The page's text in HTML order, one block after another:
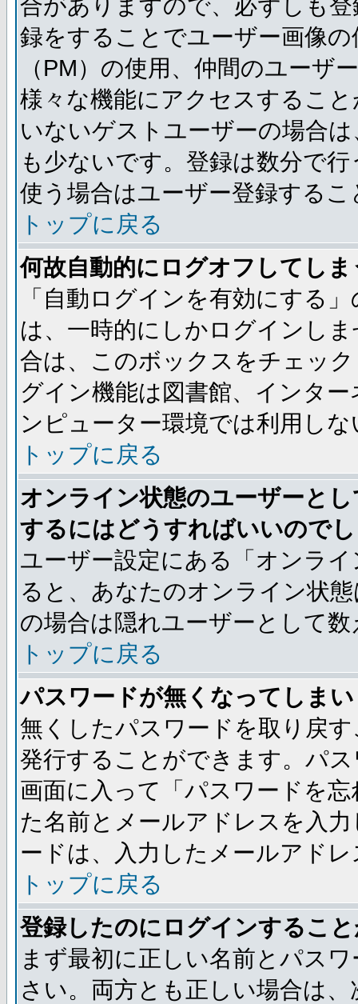
合がありますので、必ずしも
録をすることでユーザー画像
（PM）の使用、仲間のユーザ
様々な機能にアクセスするこ
いないゲストユーザーの場合
も少ないです。登録は数分で
使う場合はユーザー登録する
トップに戻る
何故自動的にログオフしてし
「自動ログインを有効にする
は、一時的にしかログインし
合は、このボックスをチェッ
グイン機能は図書館、インタ
ンピューター環境では利用し
トップに戻る
オンライン状態のユーザーと
するにはどうすればいいので
ユーザー設定にある「オンラ
ると、あなたのオンライン状
の場合は隠れユーザーとして
トップに戻る
パスワードが無くなってしま
無くしたパスワードを取り戻
発行することができます。パ
画面に入って「パスワードを
た名前とメールアドレスを入
ードは、入力したメールアド
トップに戻る
登録したのにログインするこ
まず最初に正しい名前とパス
さい。両方とも正しい場合は